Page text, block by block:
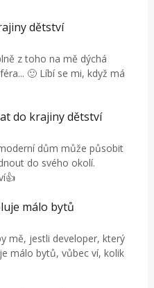
dětství
z toho na mě dýchá
🙂 Líbí se mi, když má
do krajiny dětství
dům může působit
do svého okolí.
málo bytů
mě, jestli developer, který
málo bytů, vůbec ví, kolik